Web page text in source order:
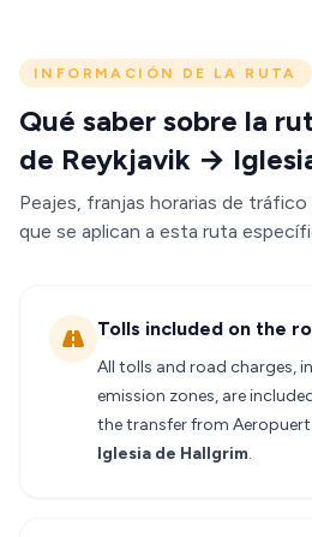
INFORMACIÓN DE LA RUTA
Qué saber sobre la
de Reykjavik →
Peajes, franjas horarias de
que se aplican a esta ruta
Tolls included on the
All tolls and road charges,
emission zones, are
the transfer from
Iglesia de Hallgrim.